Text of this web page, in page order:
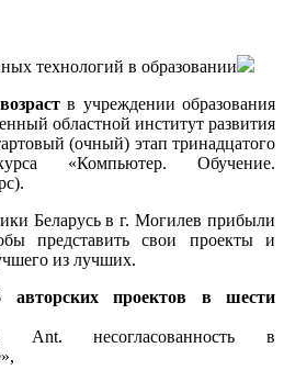
технологий в образовании
в учреждении образования
областной институт развития
(очный) этап тринадцатого
«Компьютер. Обучение.
Беларусь в г. Могилев прибыли
представить свои проекты и
из лучших.
авторских проектов в шести
Ant. несогласованность в